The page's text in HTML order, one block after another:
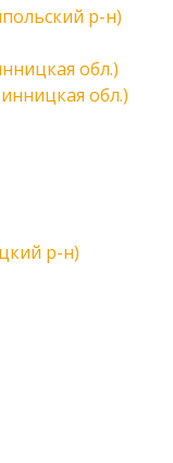
р-н)
обл.)
обл.)
р-н)